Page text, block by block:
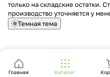
Главная Каталог
только на складские остатки.
производство уточняется у
Темная тема